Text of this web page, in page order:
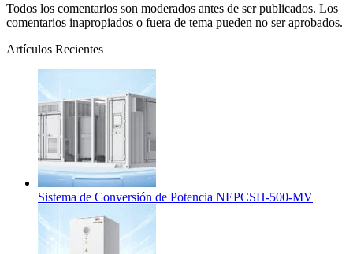
Todos los comentarios son moderados antes de ser publicados. Los
comentarios inapropiados o fuera de tema pueden no ser aprobados.
Artículos Recientes
Sistema de Conversión de Potencia NEPCSH-500-MV